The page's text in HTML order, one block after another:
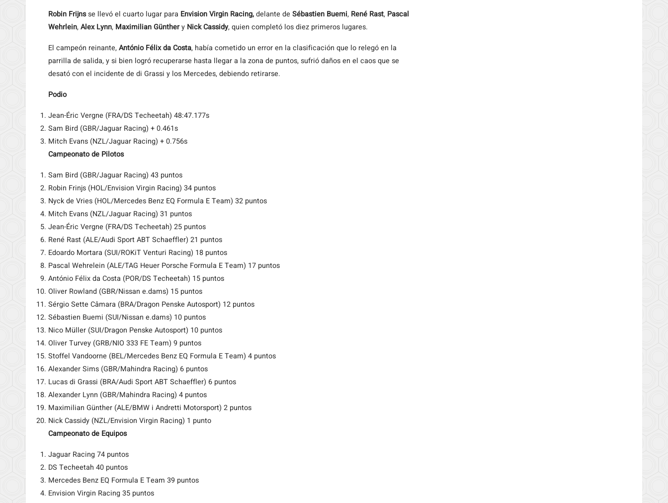
Robin Frijnsse llevó el cuarto lugar para Envision Virgin Racing,delante de Sébastien Buemi, René Rast, Pascal
Wehrlein,Alex Lynn, Maximilian Günthery Nick Cassidy, quien completó los diez primeros lugares.
El campeón reinante,António Félix da Costa, había cometido un error en la clasificación que lo relegó en la
parrilla de salida, y si bien logró recuperarse hasta llegar a la zona de puntos, sufrió daños en el caos que se
desató con el incidente de di Grassi y los Mercedes, debiendo retirarse.
Podio
Jean-Éric Vergne (FRA/DS Techeetah) 48:47.177s
Sam Bird (GBR/Jaguar Racing) + 0.461s
Mitch Evans (NZL/Jaguar Racing) + 0.756s
Campeonato de Pilotos
Sam Bird (GBR/Jaguar Racing) 43 puntos
Robin Frinjs (HOL/Envision Virgin Racing) 34 puntos
Nyck de Vries (HOL/Mercedes Benz EQ Formula E Team) 32 puntos
Mitch Evans (NZL/Jaguar Racing) 31 puntos
Jean-Éric Vergne (FRA/DS Techeetah) 25 puntos
René Rast (ALE/Audi Sport ABT Schaeffler) 21 puntos
Edoardo Mortara (SUI/ROKiT Venturi Racing) 18 puntos
Pascal Wehrelein (ALE/TAG Heuer Porsche Formula E Team) 17 puntos
António Félix da Costa (POR/DS Techeetah) 15 puntos
Oliver Rowland (GBR/Nissan e.dams) 15 puntos
Sérgio Sette Câmara (BRA/Dragon Penske Autosport) 12 puntos
Sébastien Buemi (SUI/Nissan e.dams) 10 puntos
Nico Müller (SUI/Dragon Penske Autosport) 10 puntos
Oliver Turvey (GRB/NIO 333 FE Team) 9 puntos
Stoffel Vandoorne (BEL/Mercedes Benz EQ Formula E Team) 4 puntos
Alexander Sims (GBR/Mahindra Racing) 6 puntos
Lucas di Grassi (BRA/Audi Sport ABT Schaeffler) 6 puntos
Alexander Lynn (GBR/Mahindra Racing) 4 puntos
Maximilian Günther (ALE/BMW i Andretti Motorsport) 2 puntos
Nick Cassidy (NZL/Envision Virgin Racing) 1 punto
Campeonato de Equipos
Jaguar Racing 74 puntos
DS Techeetah 40 puntos
Mercedes Benz EQ Formula E Team 39 puntos
Envision Virgin Racing 35 puntos